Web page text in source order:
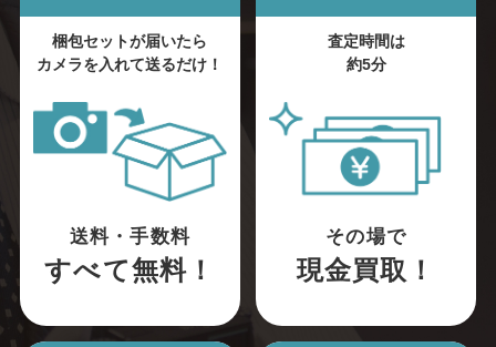
梱包セットが届いたら
カメラを入れて送るだけ！
送料・手数料
すべて無料！
査定時間は
約5分
その場で
現金買取！